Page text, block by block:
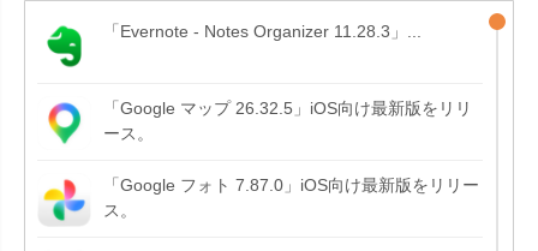
「Evernote - Notes Organizer 11.28.3」...
「Google マップ 26.32.5」iOS向け最新版をリリ
ース。
「Google フォト 7.87.0」iOS向け最新版をリリー
ス。